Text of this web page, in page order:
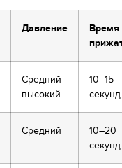
Давление
Время
Средний-
высокий
10–15
секунд
Средний
10–20
секунд